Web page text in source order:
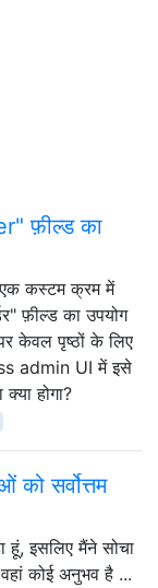
फ़ील्ड का
एक कस्टम क्रम में
फ़ील्ड का उपयोग
केवल पृष्ठों के लिए
admin UI में इसे
होगा?
सर्वोत्तम
हूं, इसलिए मैंने सोचा
कोई अनुभव है ...